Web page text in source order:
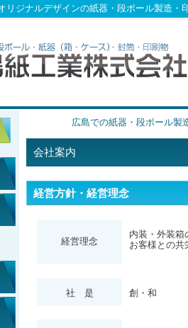
リジナルデザインの紙器・段ボール製造
広島での紙器・段ボール製
会社案内
経営方針・経営理念
経営理念
内装・外装箱
お客様との共
社 是 創・和